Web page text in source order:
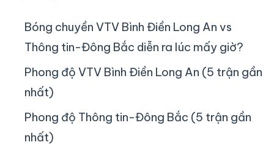
Bóng chuyền VTV Bình Điền Long An vs
Thông tin-Đông Bắc diễn ra lúc mấy giờ?
Phong độ VTV Bình Điền Long An (5 trận gần
nhất)
Phong độ Thông tin-Đông Bắc (5 trận gần
nhất)